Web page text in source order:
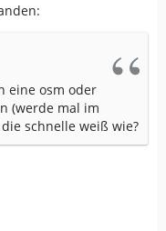
eine osm oder
(werde mal im
schnelle weiß wie?